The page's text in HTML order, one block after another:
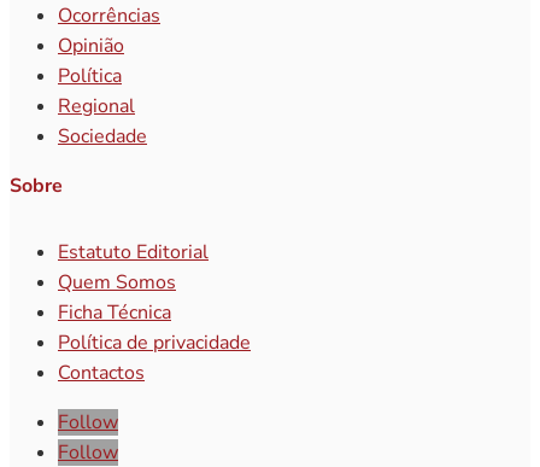
Ocorrências
Opinião
Política
Regional
Sociedade
Sobre
Estatuto Editorial
Quem Somos
Ficha Técnica
Política de privacidade
Contactos
Follow
Follow